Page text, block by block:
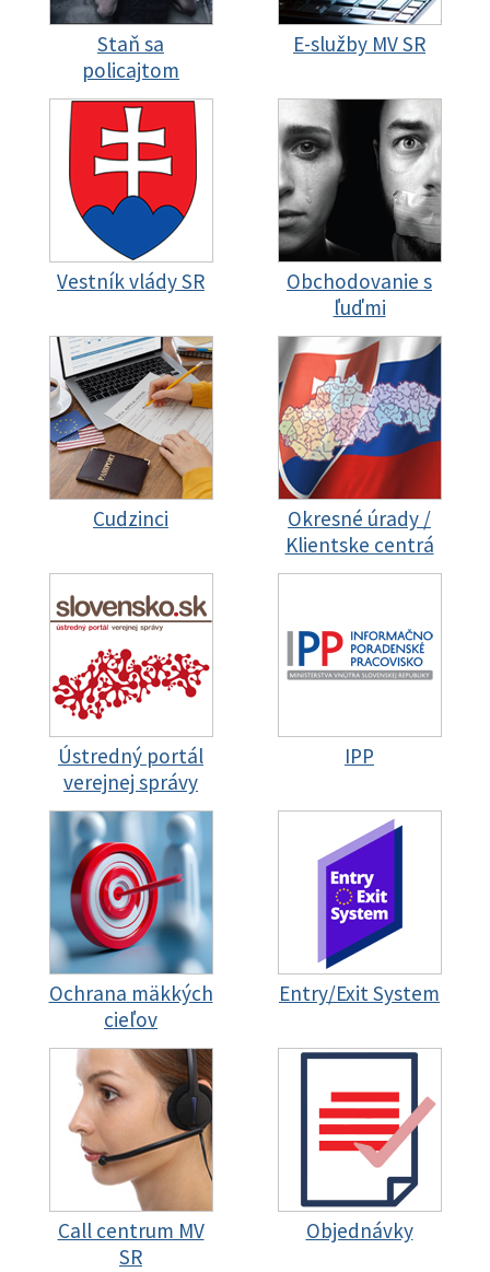
Staň sa
policajtom
E-služby MV SR
Vestník vlády SR
Obchodovanie s
ľuďmi
Cudzinci
Okresné úrady /
Klientske centrá
Ústredný portál
verejnej správy
IPP
Ochrana mäkkých
cieľov
Entry/Exit System
Call centrum MV
SR
Objednávky